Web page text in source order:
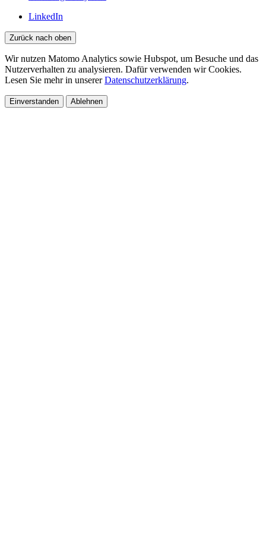
LinkedIn
Zurück nach oben
Wir nutzen Matomo Analytics sowie Hubspot, um Besuche und das
Nutzerverhalten zu analysieren. Dafür verwenden wir Cookies.
Lesen Sie mehr in unsererDatenschutzerklärung.
Einverstanden Ablehnen